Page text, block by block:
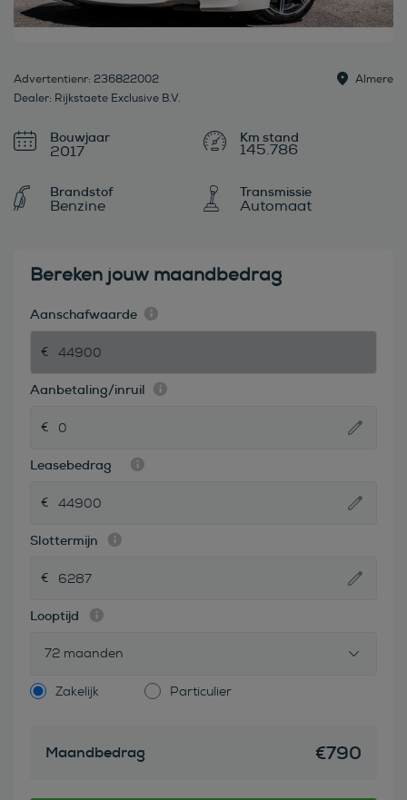
Advertentienr: 236822002
Dealer: Rijkstaete Exclusive B.V.
Almere
Bouwjaar
2017 145.786
Brandstof
Benzine
Transmissie
Automaat
Bereken jouw maandbedrag
Aanschafwaarde
Aanbetaling/inruil
Leasebedrag
Slottermijn
Looptijd
72 maanden
Zakelijk Particulier
Maandbedrag €790